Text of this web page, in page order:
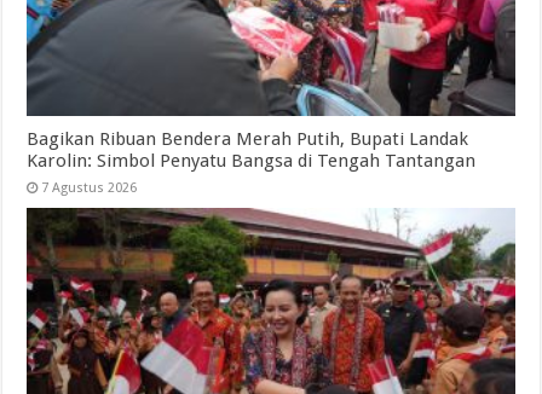
Bagikan Ribuan Bendera Merah Putih, Bupati Landak
Karolin: Simbol Penyatu Bangsa di Tengah Tantangan
7 Agustus 2026